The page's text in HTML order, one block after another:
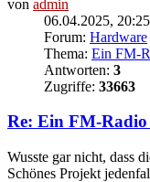
von admin
06.04.2025, 20:25
Forum: Hardware
Thema: Ein FM-
Antworten: 3
Zugriffe: 33663
Re: Ein FM-
Wusste gar nicht, dass
Schönes Projekt